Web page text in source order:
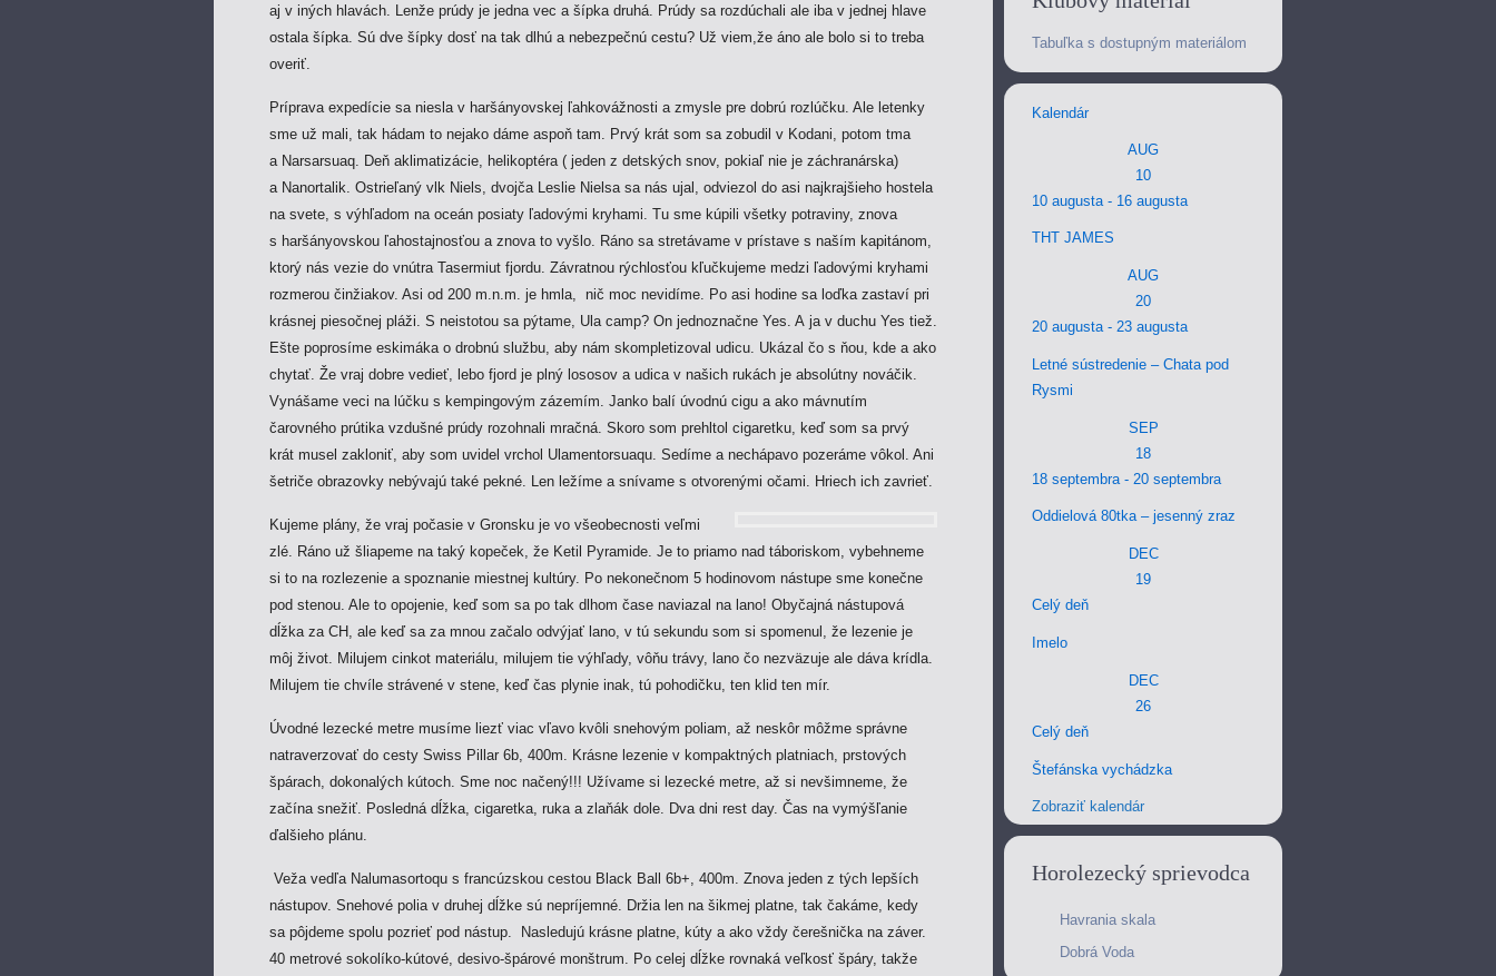
aj v iných hlavách. Lenže prúdy je jedna vec a šípka druhá. Prúdy sa rozdúchali ale iba v jednej hlave
ostala šípka. Sú dve šípky dosť na tak dlhú a nebezpečnú cestu? Už viem,že áno ale bolo si to treba
overiť.
Príprava expedície sa niesla v haršányovskej ľahkovážnosti a zmysle pre dobrú rozlúčku. Ale letenky
sme už mali, tak hádam to nejako dáme aspoň tam. Prvý krát som sa zobudil v Kodani, potom tma
a Narsarsuaq. Deň aklimatizácie, helikoptéra ( jeden z detských snov, pokiaľ nie je záchranárska)
a Nanortalik. Ostrieľaný vlk Niels, dvojča Leslie Nielsa sa nás ujal, odviezol do asi najkrajšieho hostela
na svete, s výhľadom na oceán posiaty ľadovými kryhami. Tu sme kúpili všetky potraviny, znova
s haršányovskou ľahostajnosťou a znova to vyšlo. Ráno sa stretávame v prístave s naším kapitánom,
ktorý nás vezie do vnútra Tasermiut fjordu. Závratnou rýchlosťou kľučkujeme medzi ľadovými kryhami
rozmerou činžiakov. Asi od 200 m.n.m. je hmla, nič moc nevidíme. Po asi hodine sa loďka zastaví pri
krásnej piesočnej pláži. S neistotou sa pýtame, Ula camp? On jednoznačne Yes. A ja v duchu Yes tiež.
Ešte poprosíme eskimáka o drobnú službu, aby nám skompletizoval udicu. Ukázal čo s ňou, kde a ako
chytať. Že vraj dobre vedieť, lebo fjord je plný lososov a udica v našich rukách je absolútny nováčik.
Vynášame veci na lúčku s kempingovým zázemím. Janko balí úvodnú cigu a ako mávnutím
čarovného prútika vzdušné prúdy rozohnali mračná. Skoro som prehltol cigaretku, keď som sa prvý
krát musel zakloniť, aby som uvidel vrchol Ulamentorsuaqu. Sedíme a nechápavo pozeráme vôkol. Ani
šetriče obrazovky nebývajú také pekné. Len ležíme a snívame s otvorenými očami. Hriech ich zavrieť.
Kujeme plány, že vraj počasie v Gronsku je vo všeobecnosti veľmi
zlé. Ráno už šliapeme na taký kopeček, že Ketil Pyramide. Je to priamo nad táboriskom, vybehneme
si to na rozlezenie a spoznanie miestnej kultúry. Po nekonečnom 5 hodinovom nástupe sme konečne
pod stenou. Ale to opojenie, keď som sa po tak dlhom čase naviazal na lano! Obyčajná nástupová
dĺžka za CH, ale keď sa za mnou začalo odvýjať lano, v tú sekundu som si spomenul, že lezenie je
môj život. Milujem cinkot materiálu, milujem tie výhľady, vôňu trávy, lano čo nezväzuje ale dáva krídla.
Milujem tie chvíle strávené v stene, keď čas plynie inak, tú pohodičku, ten klid ten mír.
Úvodné lezecké metre musíme liezť viac vľavo kvôli snehovým poliam, až neskôr môžme správne
natraverzovať do cesty Swiss Pillar 6b, 400m. Krásne lezenie v kompaktných platniach, prstových
špárach, dokonalých kútoch. Sme noc načený!!! Užívame si lezecké metre, až si nevšimneme, že
začína snežiť. Posledná dĺžka, cigaretka, ruka a zlaňák dole. Dva dni rest day. Čas na vymýšľanie
ďalšieho plánu.
Veža vedľa Nalumasortoqu s francúzskou cestou Black Ball 6b+, 400m. Znova jeden z tých lepších
nástupov. Snehové polia v druhej dĺžke sú nepríjemné. Držia len na šikmej platne, tak čakáme, kedy
sa pôjdeme spolu pozrieť pod nástup. Nasledujú krásne platne, kúty a ako vždy čerešnička na záver.
40 metrové sokolíko-kútové, desivo-špárové monštrum. Po celej dĺžke rovnaká veľkosť špáry, takže
Tabuľka s dostupným materiálom
Kalendár
AUG
10
10 augusta - 16 augusta
THT JAMES
AUG
20
20 augusta- 23 augusta
Letné sústredenie – Chata pod
Rysmi
SEP
18
18 septembra - 20 septembra
Oddielová 80tka – jesenný zraz
DEC
19
Celý deň
Imelo
DEC
26
Celý deň
Štefánska vychádzka
Zobraziť kalendár
Horolezecký sprievodca
Havrania skala
Dobrá Voda